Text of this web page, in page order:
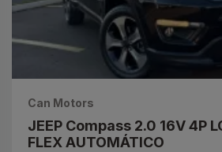
Can Motors
JEEP Compass 2.0 16V 4P
FLEX AUTOMÁTICO